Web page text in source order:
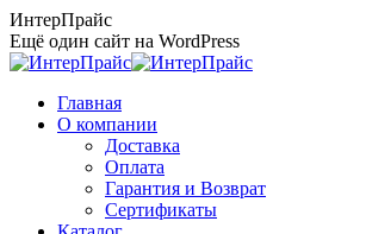
Перейти
к
содержанию
ИнтерПрайс
Ещё один сайт на WordPress
Главная
О компании
Доставка
Оплата
Гарантия и Возврат
Сертификаты